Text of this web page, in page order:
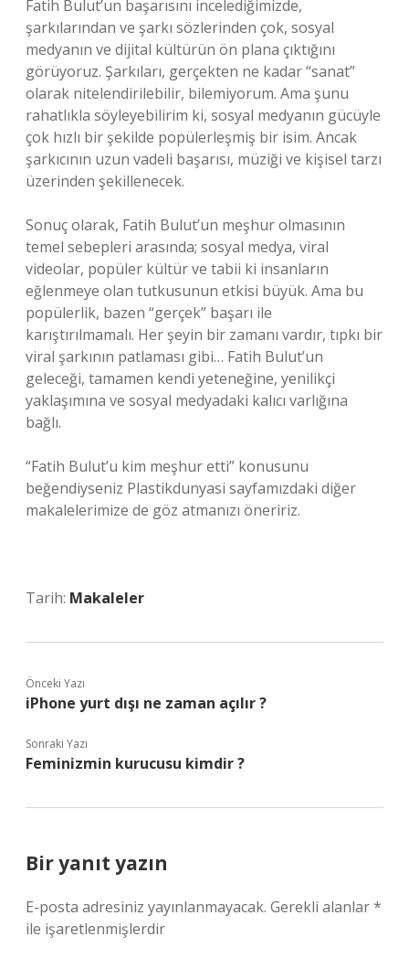
Fatih Bulut’un başarısını incelediğimizde,
şarkılarından ve şarkı sözlerinden çok, sosyal
medyanın ve dijital kültürün ön plana çıktığını
görüyoruz. Şarkıları, gerçekten ne kadar “sanat”
olarak nitelendirilebilir, bilemiyorum. Ama şunu
rahatlıkla söyleyebilirim ki, sosyal medyanın gücüyle
çok hızlı bir şekilde popülerleşmiş bir isim. Ancak
şarkıcının uzun vadeli başarısı, müziği ve kişisel tarzı
üzerinden şekillenecek.
Sonuç olarak, Fatih Bulut’un meşhur olmasının
temel sebepleri arasında; sosyal medya, viral
videolar, popüler kültür ve tabii ki insanların
eğlenmeye olan tutkusunun etkisi büyük. Ama bu
popülerlik, bazen “gerçek” başarı ile
karıştırılmamalı. Her şeyin bir zamanı vardır, tıpkı bir
viral şarkının patlaması gibi… Fatih Bulut’un
geleceği, tamamen kendi yeteneğine, yenilikçi
yaklaşımına ve sosyal medyadaki kalıcı varlığına
bağlı.
“Fatih Bulut’u kim meşhur etti” konusunu
beğendiyseniz Plastikdunyasi sayfamızdaki diğer
makalelerimize de göz atmanızı öneririz.
Tarih: Makaleler
Önceki Yazı
iPhone yurt dışı ne zaman açılır ?
Sonraki Yazı
Feminizmin kurucusu kimdir ?
Bir yanıt yazın
E-posta adresiniz yayınlanmayacak. Gerekli alanlar*
ile işaretlenmişlerdir